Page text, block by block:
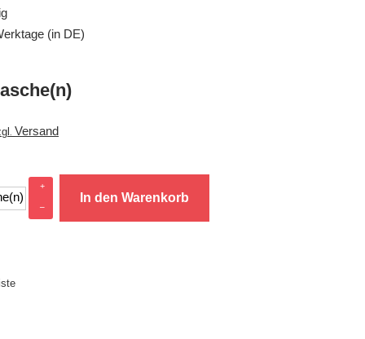
(in DE)
. Versand
+
–
In den Warenkorb